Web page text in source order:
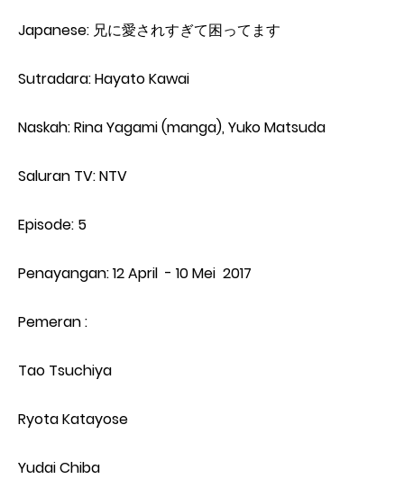
Japanese: 兄に愛されすぎて困ってます
Sutradara: Hayato Kawai
Naskah: Rina Yagami (manga), Yuko Matsuda
Saluran TV: NTV
Episode: 5
Penayangan: 12 April - 10 Mei 2017
Pemeran :
Tao Tsuchiya
Ryota Katayose
Yudai Chiba